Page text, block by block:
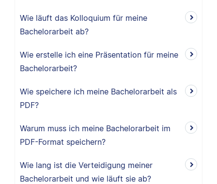
Wie läuft das Kolloquium für meine
Bachelorarbeit ab?
Wie erstelle ich eine Präsentation für meine
Bachelorarbeit?
Wie speichere ich meine Bachelorarbeit als
PDF?
Warum muss ich meine Bachelorarbeit im
PDF-Format speichern?
Wie lang ist die Verteidigung meiner
Bachelorarbeit und wie läuft sie ab?